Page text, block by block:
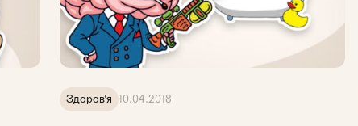
Здоров'я 10.04.2018